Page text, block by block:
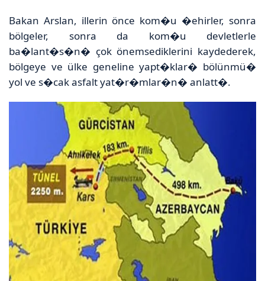
Bakan Arslan, illerin önce kom�u �ehirler, sonra
bölgeler, sonra da kom�u devletlerle
ba�lant�s�n� çok önemsediklerini kaydederek,
bölgeye ve ülke geneline yapt�klar� bölünmü�
yol ve s�cak asfalt yat�r�mlar�n� anlatt�.